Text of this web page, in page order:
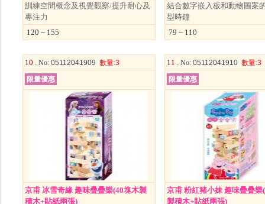
訓練空間概念及視覺觀察/提升耐心及
專注力
120 ~ 155
結合數字嵌入板和動物圖案
型時鐘
79 ~ 110
10 . No: 05112041909 數量:3
限量優惠
京甫 冰雪奇緣 趣味疊疊樂(40塊木製
積木+貼紙兩張)
11 . No: 05112041910 數量:3
限量優惠
京甫 粉紅豬小妹 趣味疊疊樂
製積木+貼紙兩張)